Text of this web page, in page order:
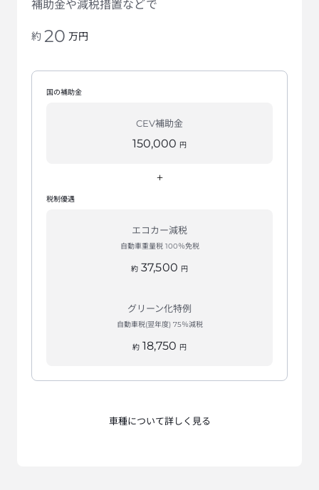
補助金や減税措置などで
約 20 万円
国の補助金
CEV補助金
150,000 円
+
税制優遇
エコカー減税
自動車重量税 100％免税
約 37,500 円
グリーン化特例
自動車税(翌年度) 75％減税
約 18,750 円
車種について詳しく見る